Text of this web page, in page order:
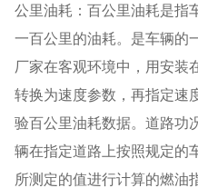
公里油耗：百公里油耗是指
一百公里的油耗。是车辆的
厂家在客观环境中，用安装
转换为速度参数，再指定速
验百公里油耗数据。道路功
辆在指定道路上按照规定的
所测定的值进行计算的燃油